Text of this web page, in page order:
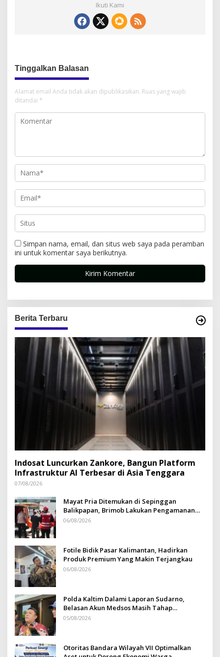
Ikuti Kami
Tinggalkan Balasan
Alamat email Anda tidak akan dipublikasikan. Ruas yang wajib
ditandai *
Simpan nama, email, dan situs web saya pada peramban
ini untuk komentar saya berikutnya.
Berita Terbaru
Indosat Luncurkan Zankore, Bangun Platform
Infrastruktur AI Terbesar di Asia Tenggara
07/08/2026
Mayat Pria Ditemukan di Sepinggan
Balikpapan, Brimob Lakukan Pengamanan
TKP
06/08/2026
Fotile Bidik Pasar Kalimantan, Hadirkan
Produk Premium Yang Makin Terjangkau
06/08/2026
Polda Kaltim Dalami Laporan Sudarno,
Belasan Akun Medsos Masih Tahap
Penyelidikan
05/08/2026
Otoritas Bandara Wilayah VII Optimalkan